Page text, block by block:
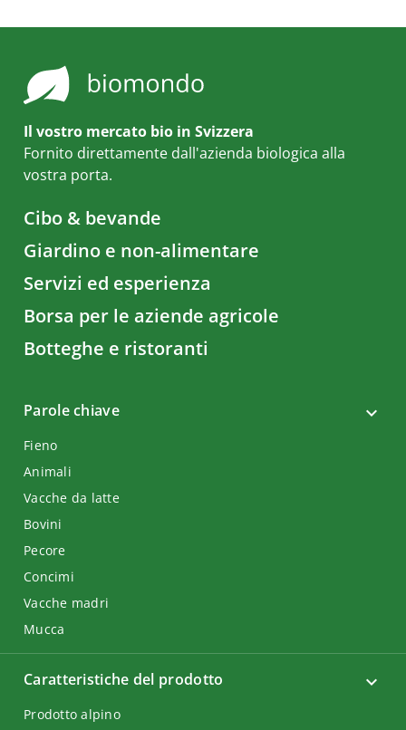
Il vostro mercato bio in Svizzera
Fornito direttamente dall'azienda biologica alla
vostra porta.
Cibo & bevande
Giardino e non-alimentare
Servizi ed esperienza
Borsa per le aziende agricole
Botteghe e ristoranti
Parole chiave
Fieno
Animali
Vacche da latte
Bovini
Pecore
Concimi
Vacche madri
Mucca
Caratteristiche del prodotto
Prodotto alpino